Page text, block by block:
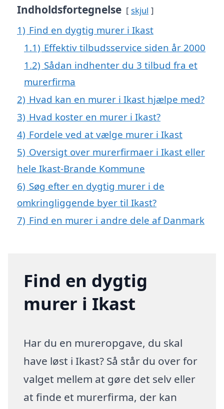
Indholdsfortegnelse skjul
1) Find en dygtig murer i Ikast
1.1) Effektiv tilbudsservice siden år 2000
1.2) Sådan indhenter du 3 tilbud fra et
murerfirma
2) Hvad kan en murer i Ikast hjælpe med?
3) Hvad koster en murer i Ikast?
4) Fordele ved at vælge murer i Ikast
5) Oversigt over murerfirmaer i Ikast eller
hele Ikast-Brande Kommune
6) Søg efter en dygtig murer i de
omkringliggende byer til Ikast?
7) Find en murer i andre dele af Danmark
Find en dygtig
murer i Ikast
Har du en mureropgave, du skal
have løst i Ikast? Så står du over for
valget mellem at gøre det selv eller
at finde et murerfirma, der kan